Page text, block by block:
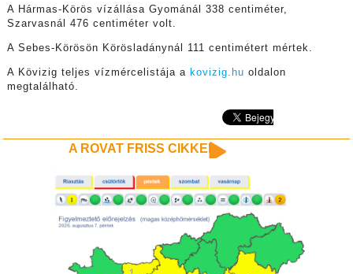
A Hármas-Körös vízállása Gyománál 338 centiméter,
Szarvasnál 476 centiméter volt.
A Sebes-Körösön Körösladánynál 111 centimétert mértek.
A Kövizig teljes vízmércelistája a kovizig.hu oldalon
megtalálható.
A ROVAT FRISS CIKKEI